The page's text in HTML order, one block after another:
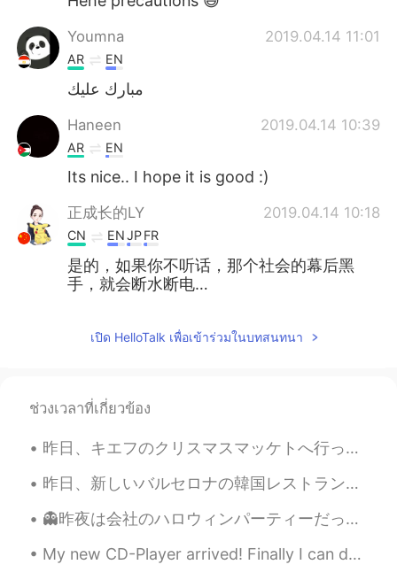
Youmna 2019.04.14 11:01
AR EN
مبارك عليك
Haneen 2019.04.14 10:39
AR EN
Its nice.. I hope it is good :)
正成长的LY 2019.04.14 10:18
CN ENJPFR
是的，如果你不听话，那个社会的幕后黑
手，就会断水断电…
เปิด HelloTalk เพื่อเข้าร่วมในบทสนทนา
ช่วงเวลาที่เกี่ยวข้อง
昨日、キエフのクリスマスマッケトへ行った。❄ ちょっと寒かったけど、居心地が良かった！ 色々なクリスマスの曲を聞いて、たくさん美味しい伝統的な食べ物食べて、満足した！ クリスマスツリーが大好き！...
昨日、新しいバルセロナの韓国レストランでたべた。🥘🥘 このレストランは6日前に営業を開始しましたので、まだ人気ではなくて、静かな場所だった。スタフとチェフは韓国人だった、それで本物雰囲気がありま...
👻昨夜は会社のハロウィンパーティーだった 👻 同僚は色々なコスチュームを着たから、最初は多くの人を認識しませんでした！でも、誰も私を認識しない🤣 私はスパイダーマンだった 笑 昨日はパーティー...
My new CD-Player arrived! Finally I can do the listening exercises in my textbooks but I can't us...